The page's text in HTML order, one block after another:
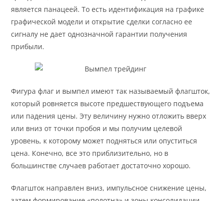
является панацеей. То есть идентификация на графике
графической модели и открытие сделки согласно ее
сигналу не дает однозначной гарантии получения
прибыли.
Фигура флаг и вымпел имеют так называемый флагшток,
который ровняется высоте предшествующего подъема
или падения цены. Эту величину нужно отложить вверх
или вниз от точки пробоя и мы получим целевой
уровень, к которому может подняться или опуститься
цена. Конечно, все это приблизительно, но в
большинстве случаев работает достаточно хорошо.
Флагшток направлен вниз, импульсное снижение цены,